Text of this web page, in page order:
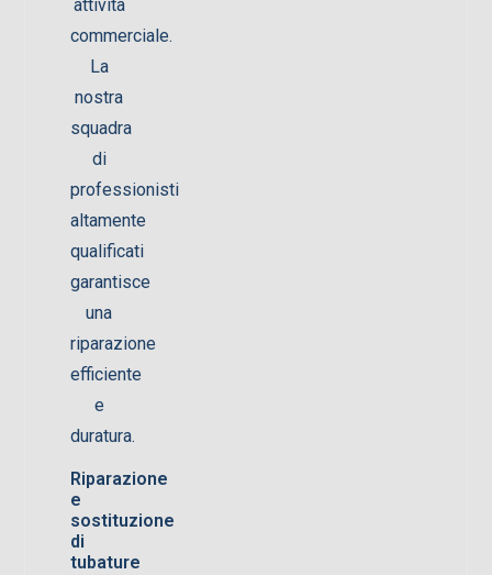
attività
commerciale.
La
nostra
squadra
di
professionisti
altamente
qualificati
garantisce
una
riparazione
efficiente
e
duratura.
Riparazione
e
sostituzione
di
tubature